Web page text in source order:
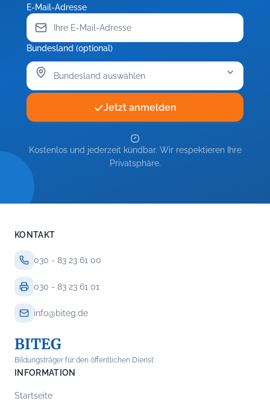
E-Mail-Adresse
Bundesland (optional)
Jetzt anmelden
Kostenlos und jederzeit kündbar. Wir respektieren Ihre
Privatsphäre.
KONTAKT
030 - 83 23 61 00
030 - 83 23 61 01
info@biteg.de
BITEG
Bildungsträger für den öffentlichen Dienst
INFORMATION
Startseite